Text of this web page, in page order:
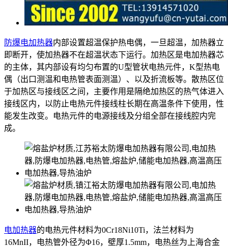
防爆电加热器内部设置超温保护热电偶，一旦超温，加热器立
即断开，使加热器不在超温状态下运行。加热区是电加热器芯
的主体，其内部设有均匀布置的U型管状电热元件，K型热电
偶（出口测温和电热管表面测温）、以及折流板等。散热区位
于加热区与接线区之间，主要作用是隔绝加热区的热气体进入
接线区内，以防止电热元件接线柱长期在高温条件下使用，性
能发生改变。电热元件的电源接线及分组全部在接线腔内完
成。
电加热器的电热元件材料为0Cr18Ni10Ti，法兰材料为
16MnII，电热管外径为Φ16，壁厚1.5mm，电热丝为上海合金